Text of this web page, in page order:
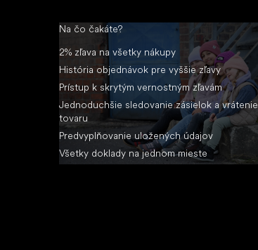
Na čo čakáte?
2% zľava na všetky nákupy
História objednávok pre vyššie zľavy
Prístup k skrytým vernostným zľavám
Jednoduchšie sledovanie zásielok a vrátenie
tovaru
Predvyplňovanie uložených údajov
Všetky doklady na jednom mieste